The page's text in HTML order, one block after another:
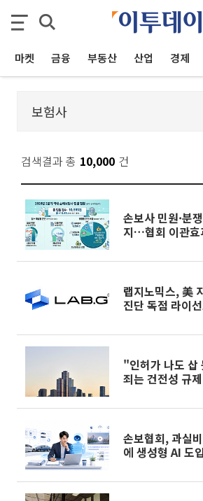
마켓 금융 부동산 산업 경제
검색결과 총 10,000 건
손보사 민원·분
지…협회 이관효
랩지노믹스, 美
진단 독점 라이
"인허가 나도
죄는 건전성 규
손보협회, 과실
에 생성형 AI 도